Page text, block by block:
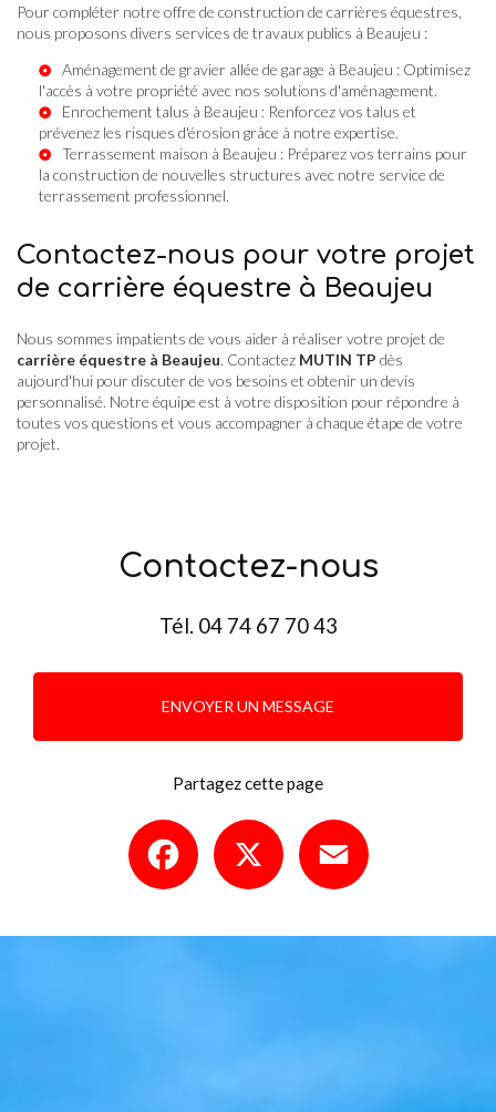
Pour compléter notre offre de construction de carrières équestres,
nous proposons divers services de travaux publics à Beaujeu :
Aménagement de gravier allée de garage à Beaujeu : Optimisez
l'accès à votre propriété avec nos solutions d'aménagement.
Enrochement talus à Beaujeu : Renforcez vos talus et
prévenez les risques d'érosion grâce à notre expertise.
Terrassement maison à Beaujeu : Préparez vos terrains pour
la construction de nouvelles structures avec notre service de
terrassement professionnel.
Contactez-nous pour votre projet
de carrière équestre à Beaujeu
Nous sommes impatients de vous aider à réaliser votre projet de
carrière équestre à Beaujeu. Contactez MUTIN TP dès
aujourd'hui pour discuter de vos besoins et obtenir un devis
personnalisé. Notre équipe est à votre disposition pour répondre à
toutes vos questions et vous accompagner à chaque étape de votre
projet.
Contactez-nous
Tél. 04 74 67 70 43
ENVOYER UN MESSAGE
Partagez cette page
Facebook